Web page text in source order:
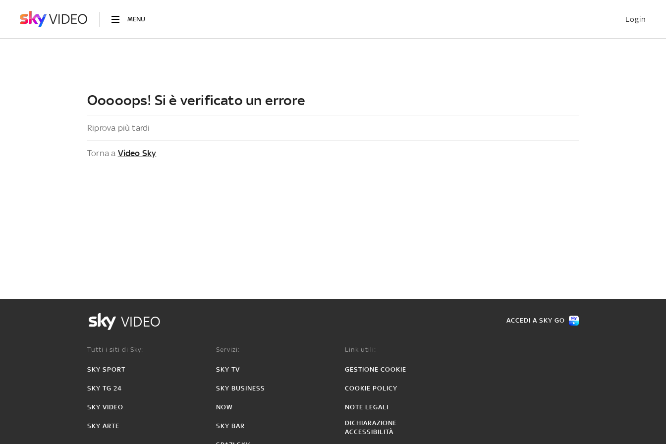
MENU Login
Ooooops! Si è verificato un errore
Riprova più tardi
Torna a Video Sky
VIDEO ACCEDI A SKY GO
Tutti i siti di Sky:
SKY SPORT
SKY TG 24
SKY VIDEO
SKY ARTE
Servizi:
SKY TV
SKY BUSINESS
NOW
SKY BAR
Link utili:
GESTIONE COOKIE
COOKIE POLICY
NOTE LEGALI
DICHIARAZIONE
ACCESSIBILITÀ